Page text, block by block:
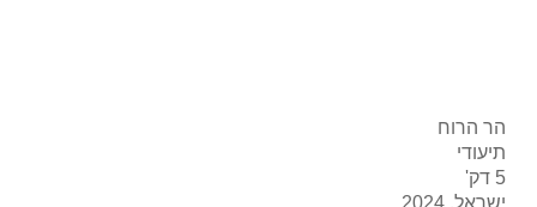
הר הרוח
תיעודי
5 דק'